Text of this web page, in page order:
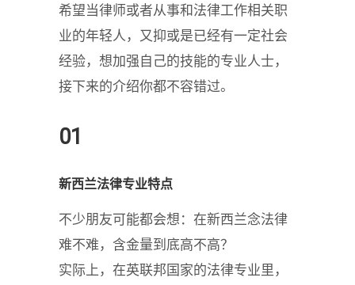
希望当律师或者从事和法律工作相关职
业的年轻人，又抑或是已经有一定社会
经验，想加强自己的技能的专业人士，
接下来的介绍你都不容错过。
01
新西兰法律专业特点
不少朋友可能都会想：在新西兰念法律
难不难，含金量到底高不高？
实际上，在英联邦国家的法律专业里，